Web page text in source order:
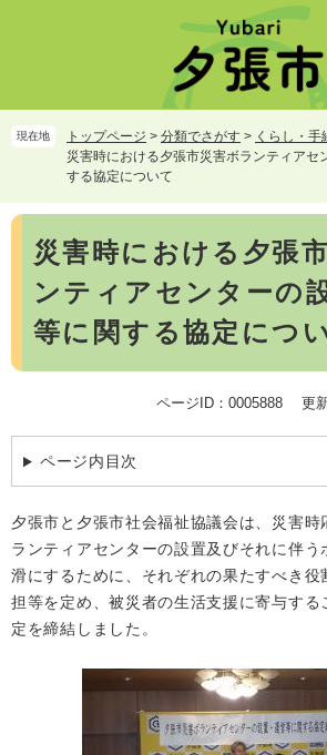
頭
で
飛
ば
本
現在地 トップページ > 分類でさがす > くらし・手
災害時における夕張市災害ボランティアセ
する協定について
本
災害時における夕張
ンティアセンターの
等に関する協定につ
ページID：0005888 更
ページ内目次
夕張市と夕張市社会福祉協議会は、災害時
ランティアセンターの設置及びそれに伴う
滑にするために、それぞれの果たすべき役
担等を定め、被災者の生活支援に寄与する
定を締結しました。